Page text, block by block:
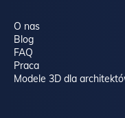
O nas
Blog
FAQ
Praca
Modele 3D dla